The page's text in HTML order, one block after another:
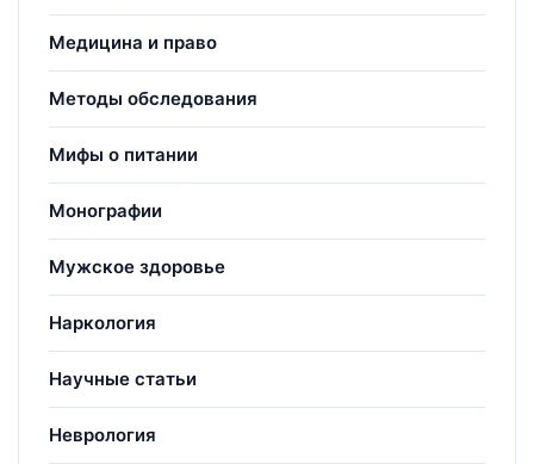
Медицина и право
Методы обследования
Мифы о питании
Монографии
Мужское здоровье
Наркология
Научные статьи
Неврология